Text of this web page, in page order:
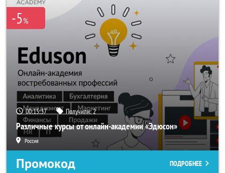
-5%
00:15:37 Получили:2
Различные курсы от онлайн-академии «Эдюсон»
Россия
Промокод ПОДРОБНЕЕ